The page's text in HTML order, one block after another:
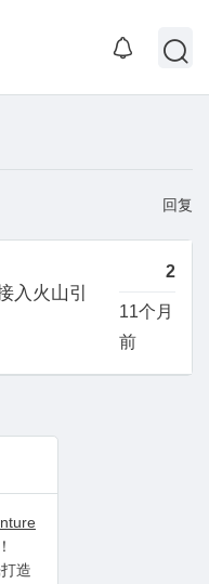
回复
入火山引
2
11个月
前
打造